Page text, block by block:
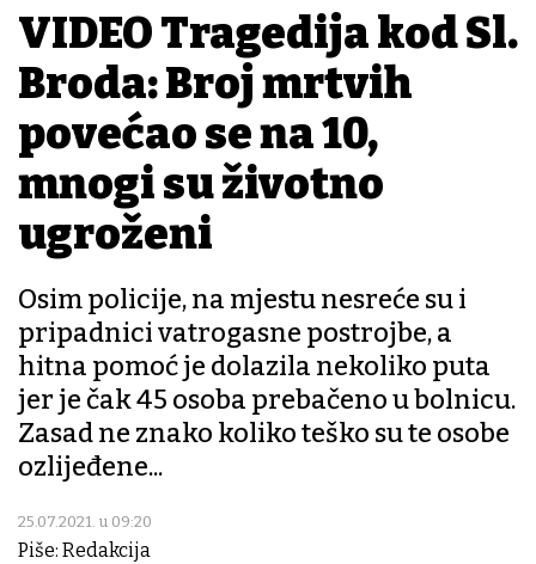
VIDEO Tragedija kod Sl.
Broda: Broj mrtvih
povećao se na 10,
mnogi su životno
ugroženi
Osim policije, na mjestu nesreće su i
pripadnici vatrogasne postrojbe, a
hitna pomoć je dolazila nekoliko puta
jer je čak 45 osoba prebačeno u bolnicu.
Zasad ne znako koliko teško su te osobe
ozlijeđene...
25.07.2021. u 09:20
Piše: Redakcija